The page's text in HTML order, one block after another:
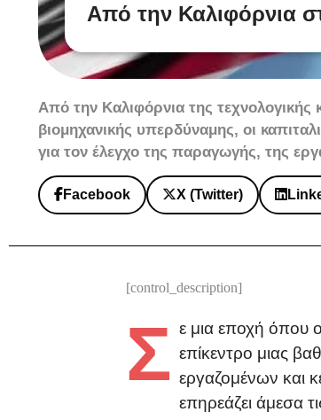
Από την Καλιφόρνια
Από την Καλιφόρνια της τεχνολογικής
βιομηχανικής υπερδύναμης, οι
για τον έλεγχο της παραγωγής, της
Facebook X (Twitter)
[control_description]
Σ ε μια εποχή όπου
επίκεντρο μιας
εργαζομένων και
επηρεάζει άμεσα